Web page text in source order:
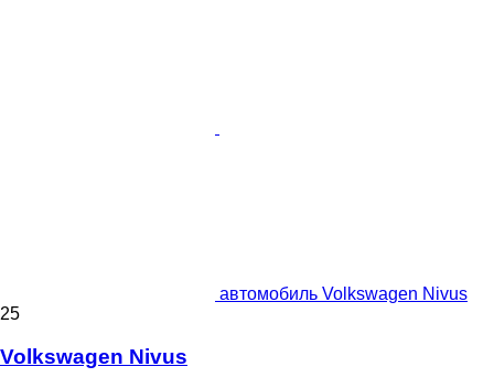
автомобиль Volkswagen Nivus
25
Volkswagen Nivus